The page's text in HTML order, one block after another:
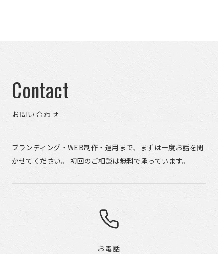
Contact
お問い合わせ
ブランディング・WEB制作・運用まで、まずは一度お話を聞
かせてください。 初回のご相談は無料で承っています。
お電話